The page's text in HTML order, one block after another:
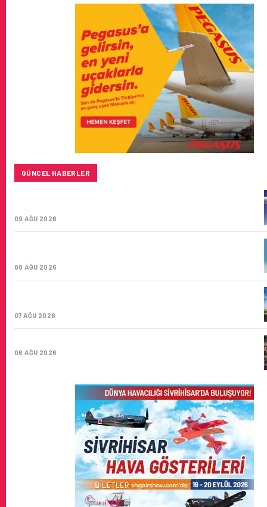
GÜNCEL HABERLER
09 AĞU 2026
08 AĞU 2026
07 AĞU 2026
06 AĞU 2026